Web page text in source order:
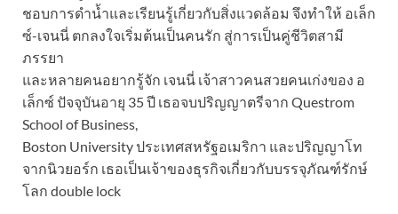
ชอบการดำน้ำและเรียนรู้เกี่ยวกับสิ่งแวดล้อม จึงทำให้ อเล็ก
ซ์-เจนนี่ ตกลงใจเริ่มต้นเป็นคนรัก สู่การเป็นคู่ชีวิตสามี
ภรรยา
และหลายคนอยากรู้จัก เจนนี่ เจ้าสาวคนสวยคนเก่งของ อ
เล็กซ์ ปัจจุบันอายุ 35 ปี เธอจบปริญญาตรีจาก Questrom
School of Business,
Boston University ประเทศสหรัฐอเมริกา และปริญญาโท
จากนิวยอร์ก เธอเป็นเจ้าของธุรกิจเกี่ยวกับบรรจุภัณฑ์รักษ์
โลก double lock